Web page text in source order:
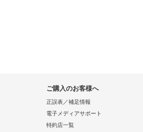
ご購入のお客様へ
正誤表／補足情報
電子メディアサポート
特約店一覧